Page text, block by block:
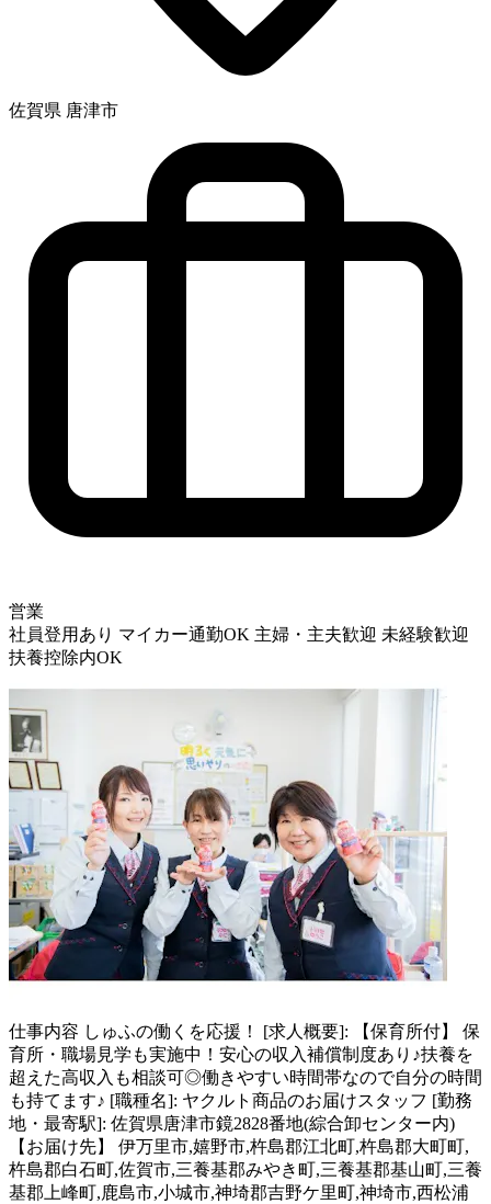
佐賀県 唐津市
営業
社員登用あり マイカー通勤OK 主婦・主夫歓迎 未経験歓迎
扶養控除内OK
仕事内容 しゅふの働くを応援！ [求人概要]: 【保育所付】 保
育所・職場見学も実施中！安心の収入補償制度あり♪扶養を
超えた高収入も相談可◎働きやすい時間帯なので自分の時間
も持てます♪ [職種名]: ヤクルト商品のお届けスタッフ [勤務
地・最寄駅]: 佐賀県唐津市鏡2828番地(綜合卸センター内)
【お届け先】 伊万里市,嬉野市,杵島郡江北町,杵島郡大町町,
杵島郡白石町,佐賀市,三養基郡みやき町,三養基郡基山町,三養
基郡上峰町,鹿島市,小城市,神埼郡吉野ケ里町,神埼市,西松浦